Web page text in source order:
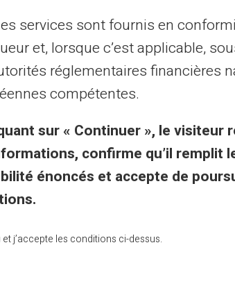
son activité. Sans relevé
La Carte Veritas lui
sans tracas. Une autre situation
une carte qui accepte des
budget loin de chez lui.
étudiant
de paiement flexible, la Carte
faciliter vos transactions
sécurisée et entièrement
vos opérations
services sont fournis en
et, lorsque c’est applicable,
réglementaires financières
compétentes.
sur « Continuer », le visiteur
confirme qu’il remplit
énoncés et accepte de
et j’accepte les conditions ci-dessus.